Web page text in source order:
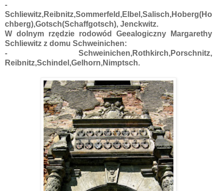
-
Schliewitz,Reibnitz,Sommerfeld,Elbel,Salisch,Hoberg(Ho
chberg),Gotsch(Schaffgotsch), Jenckwitz.
W dolnym rzędzie rodowód Geealogiczny Margarethy
Schliewitz z domu Schweinichen:
- Schweinichen,Rothkirch,Porschnitz,
Reibnitz,Schindel,Gelhorn,Nimptsch.